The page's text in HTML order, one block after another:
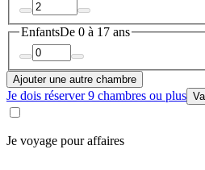
EnfantsDe 0 à 17 ans
Ajouter une autre chambre
Je dois réserver 9 chambres ou plus
Je voyage pour affaires